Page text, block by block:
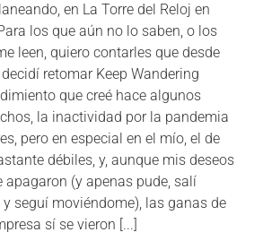
en La Torre del Reloj en
los que aún no lo saben, o los
leen, quiero contarles que desde
retomar Keep Wandering
que creé hace algunos
la inactividad por la pandemia
pero en especial en el mío, el de
débiles, y, aunque mis deseos
apagaron (y apenas pude, salí
seguí moviéndome), las ganas de
sí se vieron [...]